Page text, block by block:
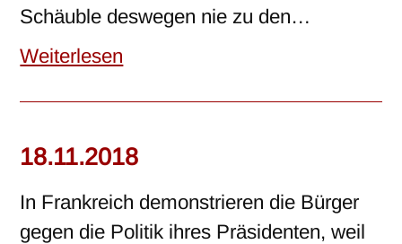
Schäuble deswegen nie zu den…
Weiterlesen
18.11.2018
In Frankreich demonstrieren die Bürger
gegen die Politik ihres Präsidenten, weil